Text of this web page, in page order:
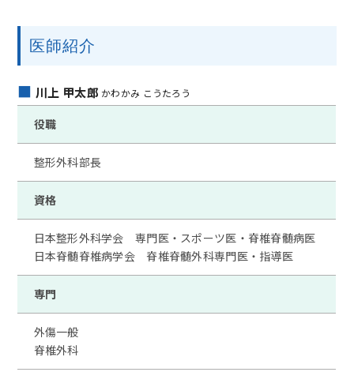
医師紹介
川上 甲太郎 かわかみ こうたろう
役職
整形外科部長
資格
日本整形外科学会 専門医・スポーツ医・脊椎脊髄病医
日本脊髄脊椎病学会 脊椎脊髄外科専門医・指導医
専門
外傷一般
脊椎外科